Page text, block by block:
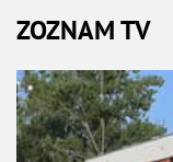
ZOZNAM TV